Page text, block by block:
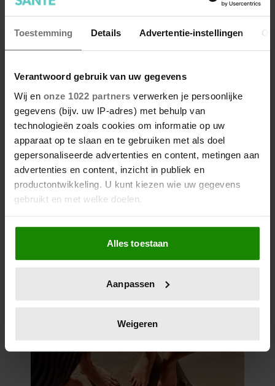
Toestemming Details Advertentie-instellingen
Verantwoord gebruik van uw gegevens
Wij en onze 1022 partners verwerken je persoonlijke
gegevens (bijv. uw IP-adres) met behulp van
technologieën zoals cookies om informatie op uw
apparaat op te slaan en te gebruiken met als doel
gepersonaliseerde advertenties en content, metingen aan
advertenties en content, inzicht in publiek en
productontwikkeling. U kunt kiezen wie uw gegevens
gebruikt en met welke doelen.
Als u het toestaat, willen we ook graag:
Informatie verzamelen over uw geografische
locatie, die tot een paar meter nauwkeurig kan zijn
scannen op specifieke eigenschappen (fingerprinting)
verwerkt en stel uw voorkeuren in het
intrekken in de Cookieverklaring.
We gebruiken cookies om content en advertenties te
Alles toestaan
Aanpassen
Weigeren
7 kleine dingen die je leven
beter maken (en weinig tijd